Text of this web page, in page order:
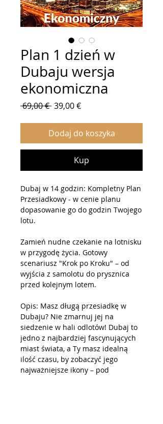
Plan 1 dzień w
Dubaju wersja
ekonomiczna
69,00 € Regularna
39,00 €Cena
Dodaj do koszyka
Kup
Dubaj w 14 godzin: Kompletny Plan
Przesiadkowy - w cenie planu
dopasowanie go do godzin Twojego
lotu.
Zamień nudne czekanie na lotnisku
w przygodę życia. Gotowy
scenariusz "Krok po Kroku" – od
wyjścia z samolotu do prysznica
przed kolejnym lotem.
Opis: Masz długą przesiadkę w
Dubaju? Nie zmarnuj jej na
siedzenie w hali odlotów! Dubaj to
jedno z najbardziej fascynujących
miast świata, a Ty masz idealną
ilość czasu, by zobaczyć jego
najważniejsze ikony – pod